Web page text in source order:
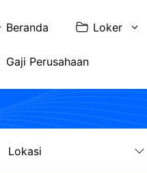
Beranda Loker
Gaji Perusahaan